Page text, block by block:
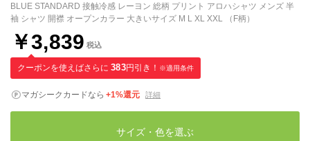
BLUE STANDARD 接触冷感 レーヨン 総柄 プリント アロハシャツ メンズ 半
袖 シャツ 開襟 オープンカラー 大きいサイズ M L XL XXL （F柄）
￥3,839 税込
クーポンを使えばさらに 383円引き！ ※適用条件
マガシークカードなら +1%還元 詳細
サイズ・色を選ぶ